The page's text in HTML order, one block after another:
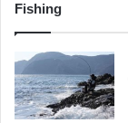
Fishing